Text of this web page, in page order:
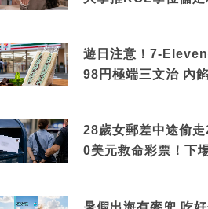
遊日注意！7-
98円極端三文治 內
28歲女郵差中途偷
0美元救命彩票！下